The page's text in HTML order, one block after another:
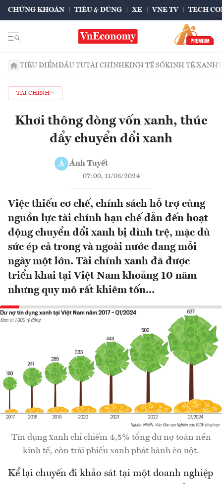
CHỨNG KHOÁN TIÊU & DÙNG XE VNE TV TECH
TIÊU ĐIỂMĐẦU TƯTÀI CHÍNHKINH TẾ SỐKINH TẾ XANH
TÀI CHÍNH
Khơi thông dòng vốn xanh, thúc
đẩy chuyển đổi xanh
Á Ánh Tuyết
07:00, 11/06/2024
Việc thiếu cơ chế, chính sách hỗ trợ cùng
nguồn lực tài chính hạn chế dẫn đến hoạt
động chuyển đổi xanh bị đình trệ, mặc dù
sức ép cả trong và ngoài nước đang mỗi
ngày một lớn. Tài chính xanh đã được
triển khai tại Việt Nam khoảng 10 năm
nhưng quy mô rất khiêm tốn...
Tín dụng xanh chỉ chiếm 4,5% tổng dư nợ toàn nền
kinh tế, còn trái phiếu xanh phát hành èo uột.
Kể lại chuyến đi khảo sát tại một doanh nghiệp